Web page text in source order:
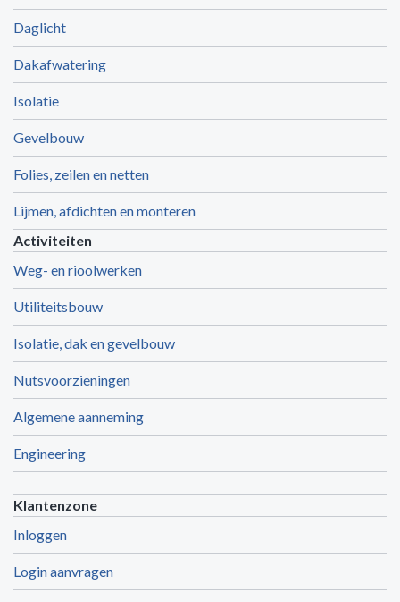
Daglicht
Dakafwatering
Isolatie
Gevelbouw
Folies, zeilen en netten
Lijmen, afdichten en monteren
Activiteiten
Weg- en rioolwerken
Utiliteitsbouw
Isolatie, dak en gevelbouw
Nutsvoorzieningen
Algemene aanneming
Engineering
Klantenzone
Inloggen
Login aanvragen